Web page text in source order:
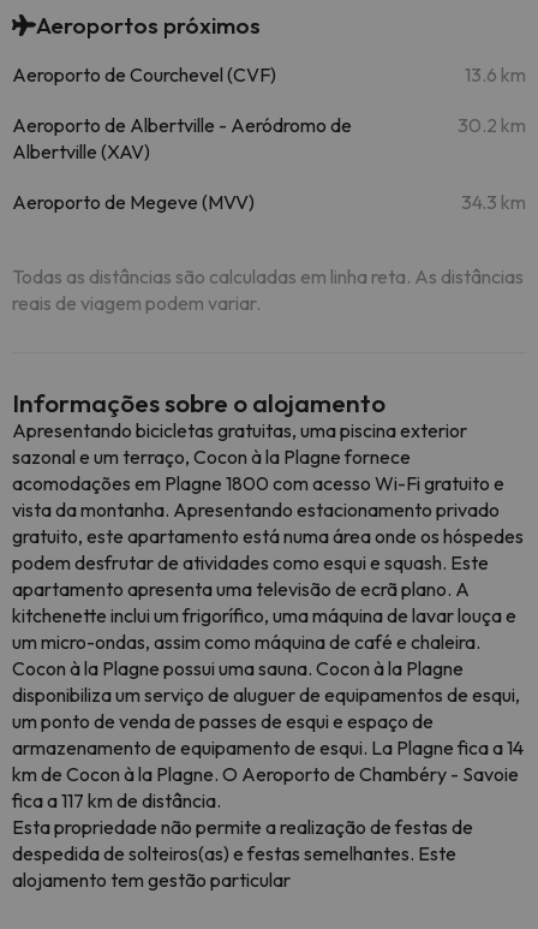
Aeroportos próximos
Aeroporto de Courchevel (CVF) 13.6 km
Aeroporto de Albertville - Aeródromo de
Albertville (XAV)
30.2 km
Aeroporto de Megeve (MVV) 34.3 km
Todas as distâncias são calculadas em linha reta. As distâncias
reais de viagem podem variar.
Informações sobre o alojamento
Apresentando bicicletas gratuitas, uma piscina exterior
sazonal e um terraço, Cocon à la Plagne fornece
acomodações em Plagne 1800 com acesso Wi-Fi gratuito e
vista da montanha. Apresentando estacionamento privado
gratuito, este apartamento está numa área onde os hóspedes
podem desfrutar de atividades como esqui e squash. Este
apartamento apresenta uma televisão de ecrã plano. A
kitchenette inclui um frigorífico, uma máquina de lavar louça e
um micro-ondas, assim como máquina de café e chaleira.
Cocon à la Plagne possui uma sauna. Cocon à la Plagne
disponibiliza um serviço de aluguer de equipamentos de esqui,
um ponto de venda de passes de esqui e espaço de
armazenamento de equipamento de esqui. La Plagne fica a 14
km de Cocon à la Plagne. O Aeroporto de Chambéry - Savoie
fica a 117 km de distância.
Esta propriedade não permite a realização de festas de
despedida de solteiros(as) e festas semelhantes. Este
alojamento tem gestão particular